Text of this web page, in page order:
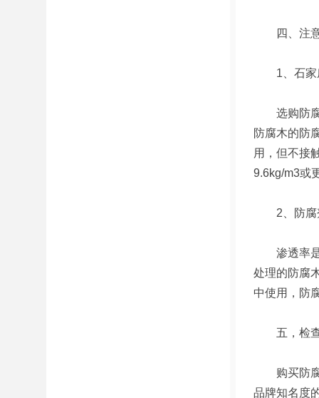
四、注意
1、石家
选购防腐
防腐木的防
用，但不接
9.6kg/m3或
2、防腐
渗透率是
处理的防腐
中使用，防
五，检查
购买防腐
品牌知名度